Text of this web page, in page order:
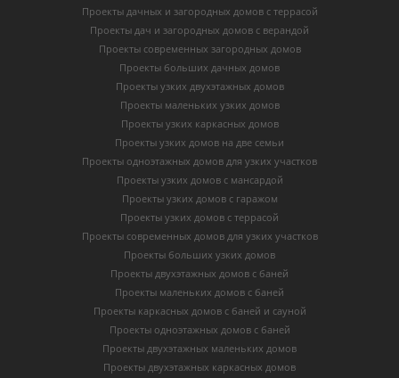
Проекты дачных и загородных домов с террасой
Проекты дач и загородных домов с верандой
Проекты современных загородных домов
Проекты больших дачных домов
Проекты узких двухэтажных домов
Проекты маленьких узких домов
Проекты узких каркасных домов
Проекты узких домов на две семьи
Проекты одноэтажных домов для узких участков
Проекты узких домов с мансардой
Проекты узких домов с гаражом
Проекты узких домов с террасой
Проекты современных домов для узких участков
Проекты больших узких домов
Проекты двухэтажных домов с баней
Проекты маленьких домов с баней
Проекты каркасных домов c баней и сауной
Проекты одноэтажных домов с баней
Проекты двухэтажных маленьких домов
Проекты двухэтажных каркасных домов